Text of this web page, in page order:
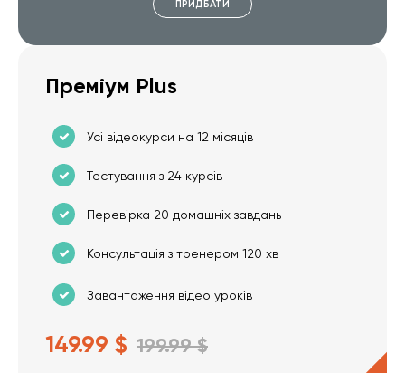
ПРИДБАТИ
Преміум Plus
Усі відеокурси на 12 місяців
Тестування з 24 курсів
Перевірка 20 домашніх завдань
Консультація з тренером 120 хв
Завантаження відео уроків
149.99 $ 199.99 $